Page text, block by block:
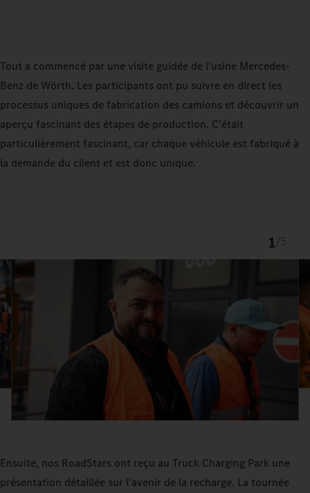
Tout a commencé par une visite guidée de l'usine Mercedes-
Benz de Wörth. Les participants ont pu suivre en direct les
processus uniques de fabrication des camions et découvrir un
aperçu fascinant des étapes de production. C'était
particulièrement fascinant, car chaque véhicule est fabriqué à
la demande du client et est donc unique.
1
Ensuite, nos RoadStars ont reçu au Truck Charging Park une
présentation détaillée sur l'avenir de la recharge. La tournée